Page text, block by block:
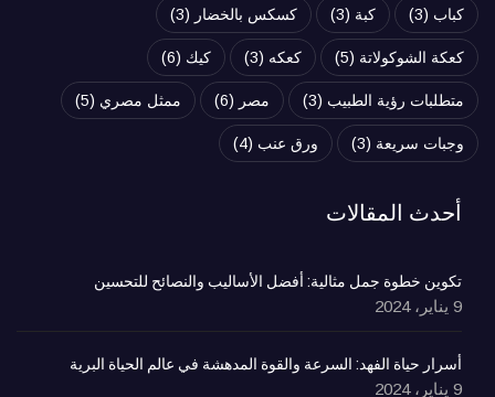
كباب (3) كبة (3) كسكس بالخضار (3)
كعكة الشوكولاتة (5) كعكه (3) كيك (6)
متطلبات رؤية الطبيب (3) مصر (6) ممثل مصري (5)
وجبات سريعة (3) ورق عنب (4)
أحدث المقالات
تكوين خطوة جمل مثالية: أفضل الأساليب والنصائح للتحسين
9 يناير، 2024
أسرار حياة الفهد: السرعة والقوة المدهشة في عالم الحياة البرية
9 يناير، 2024